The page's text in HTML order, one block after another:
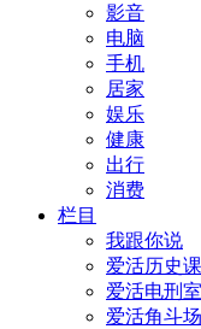
影音
电脑
手机
居家
娱乐
健康
出行
消费
栏目
我跟你说
爱活历史课
爱活电刑室
爱活角斗场